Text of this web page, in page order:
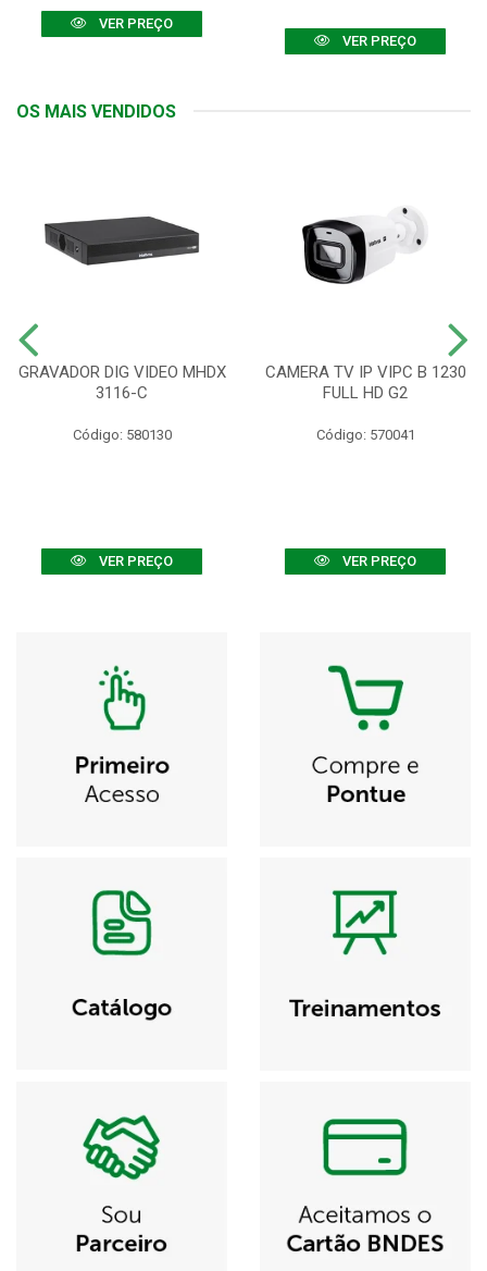
VER PREÇO
VER PREÇO
OS MAIS VENDIDOS
GRAVADOR DIG VIDEO MHDX
3116-C
Código: 580130
VER PREÇO
CAMERA TV IP VIPC B 1230
FULL HD G2
Código: 570041
VER PREÇO